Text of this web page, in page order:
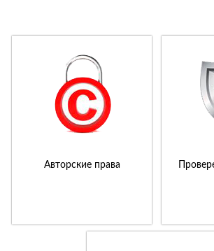
Авторские права